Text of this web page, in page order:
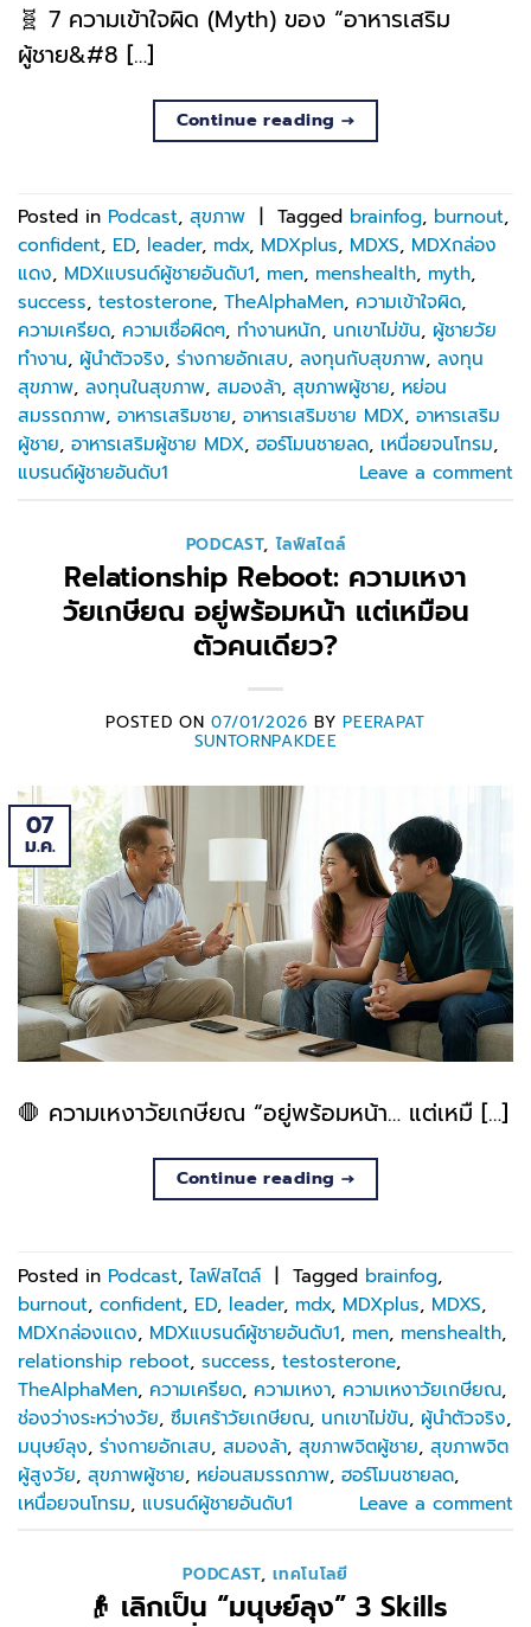
🧬 7 ความเข้าใจผิด (Myth) ของ “อาหารเสริม
ผู้ชาย&#8 […]
Continue reading →
Posted in Podcast, สุขภาพ | Tagged brainfog, burnout,
confident, ED, leader, mdx, MDXplus, MDXS, MDXกล่อง
แดง, MDXแบรนด์ผู้ชายอันดับ1, men, menshealth, myth,
success, testosterone, TheAlphaMen, ความเข้าใจผิด,
ความเครียด, ความเชื่อผิดๆ, ทำงานหนัก, นกเขาไม่ขัน, ผู้ชายวัย
ทำงาน, ผู้นำตัวจริง, ร่างกายอักเสบ, ลงทุนกับสุขภาพ, ลงทุน
สุขภาพ, ลงทุนในสุขภาพ, สมองล้า, สุขภาพผู้ชาย, หย่อน
สมรรถภาพ, อาหารเสริมชาย, อาหารเสริมชาย MDX, อาหารเสริม
ผู้ชาย, อาหารเสริมผู้ชาย MDX, ฮอร์โมนชายลด, เหนื่อยจนโทรม,
แบรนด์ผู้ชายอันดับ1
Leave a comment
PODCAST,ไลฟ์สไตล์
Relationship Reboot: ความเหงา
วัยเกษียณ อยู่พร้อมหน้า แต่เหมือน
ตัวคนเดียว?
POSTED ON 07/01/2026 BYPEERAPAT
SUNTORNPAKDEE
07
ม.ค.
🛑 ความเหงาวัยเกษียณ “อยู่พร้อมหน้า… แต่เหมื […]
Continue reading →
Posted in Podcast, ไลฟ์สไตล์ | Tagged brainfog,
burnout, confident, ED, leader, mdx, MDXplus, MDXS,
MDXกล่องแดง, MDXแบรนด์ผู้ชายอันดับ1, men, menshealth,
relationship reboot, success, testosterone,
TheAlphaMen, ความเครียด, ความเหงา, ความเหงาวัยเกษียณ,
ช่องว่างระหว่างวัย, ซึมเศร้าวัยเกษียณ, นกเขาไม่ขัน, ผู้นำตัวจริง,
มนุษย์ลุง, ร่างกายอักเสบ, สมองล้า, สุขภาพจิตผู้ชาย, สุขภาพจิต
ผู้สูงวัย, สุขภาพผู้ชาย, หย่อนสมรรถภาพ, ฮอร์โมนชายลด,
เหนื่อยจนโทรม, แบรนด์ผู้ชายอันดับ1 Leave a comment
PODCAST,เทคโนโลยี
👴 เลิกเป็น “มนุษย์ลุง” 3 Skills